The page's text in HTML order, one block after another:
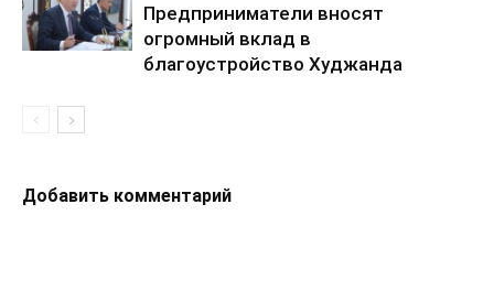
Предприниматели вносят
огромный вклад в
благоустройство Худжанда
Добавить комментарий